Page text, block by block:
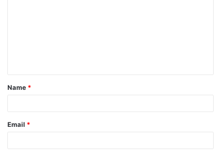
Name *
Email *